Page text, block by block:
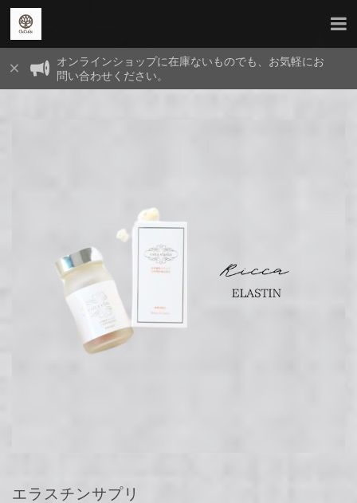
オンラインショップに在庫ないものでも、お気軽にお
問い合わせください。
エラスチンサプリ